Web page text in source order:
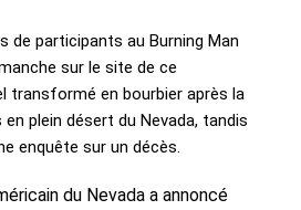
de participants au Burning Man
sur le site de ce
transformé en bourbier après la
plein désert du Nevada, tandis
enquête sur un décès.
du Nevada a annoncé